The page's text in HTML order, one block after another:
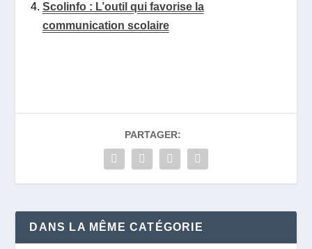
Scolinfo : L’outil qui favorise la
communication scolaire
PARTAGER:
DANS LA MÊME CATÉGORIE